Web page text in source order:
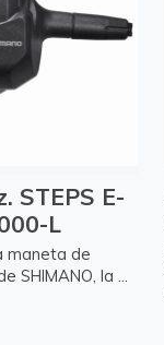
STEPS E-
L
maneta de
SHIMANO, la ...